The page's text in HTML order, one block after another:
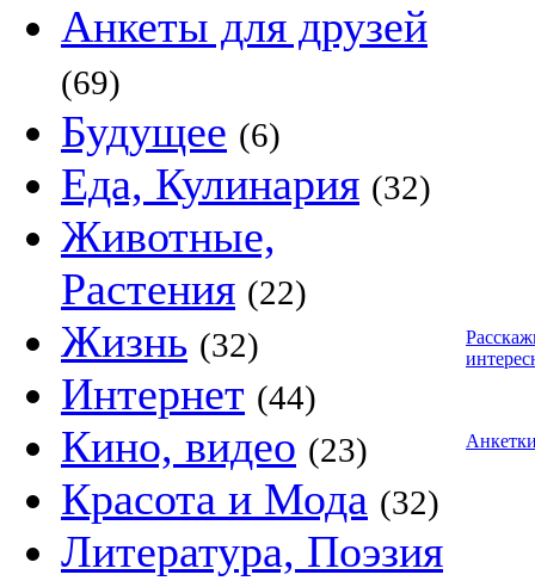
Анкеты для друзей
(69)
Будущее (6)
Еда, Кулинария (32)
Животные,
Растения (22)
Жизнь (32)
Интернет (44)
Кино, видео (23)
Красота и Мода (32)
Литература, Поэзия